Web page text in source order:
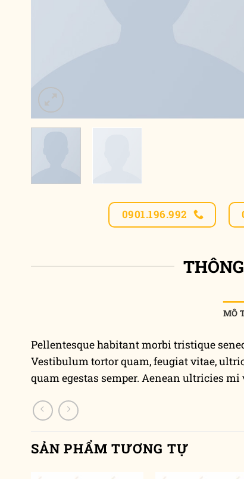
0901.196.992
MÔ
Pellentesque habitant morbi tristique
Vestibulum tortor quam, feugiat vitae,
quam egestas semper. Aenean ultricies
SẢN PHẨM TƯƠNG TỰ